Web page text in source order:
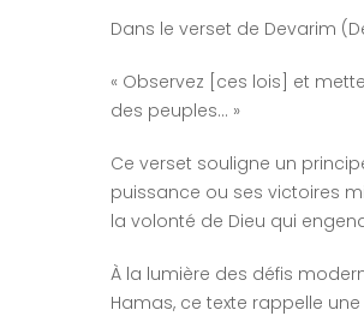
Dans le verset de Devarim
« Observez [ces lois] et
des peuples… »
Ce verset souligne un
puissance ou ses victoires
la volonté de Dieu qui
À la lumière des défis
Hamas, ce texte rappelle